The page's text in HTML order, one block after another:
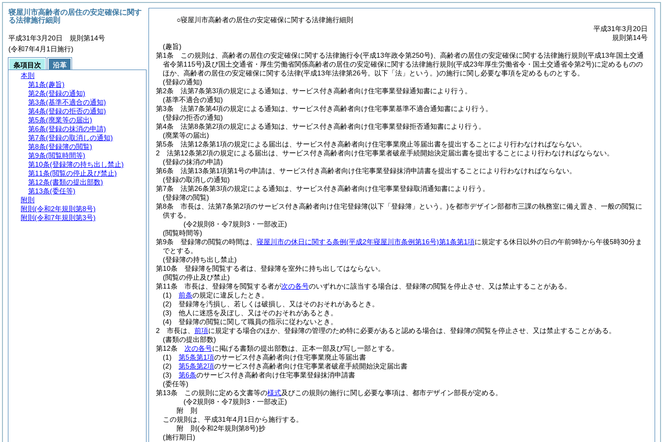
○寝屋川市高齢者の居住の安定確保に関する法律施行細則
平成31年3月20日
規則第14号
(趣旨)
第1条
この規則は、高齢者の居住の安定確保に関する法律施行令(平成13年政令第250号) 、高齢者の居住の安定確保に関する法律施行規則 (平成13年国土交通
省令第115号)及び国土交通省・厚生労働省関係高齢者の居住の安定確保に関する法律施行規則 (平成23年厚生労働省令・国土交通省令第2号)に定めるものの
ほか、高齢者の居住の安定確保に関する法律(平成13年法律第26号。以下「法」という。)の施行に関し必要な事項を定めるものとする。
(登録の通知)
第2条
法第7条第3項の規定による通知は、サービス付き高齢者向け住宅事業登録通知書により行う。
(基準不適合の通知)
第3条
法第7条第4項の規定による通知は、サービス付き高齢者向け住宅事業基準不適合通知書により行う。
(登録の拒否の通知)
第4条
法第8条第2項の規定による通知は、サービス付き高齢者向け住宅事業登録拒否通知書により行う。
(廃業等の届出)
第5条
法第12条第1項の規定による届出は、サービス付き高齢者向け住宅事業廃止等届出書を提出することにより行わなければならない。
2
法第12条第2項の規定による届出は、サービス付き高齢者向け住宅事業者破産手続開始決定届出書を提出することにより行わなければならない。
(登録の抹消の申請)
第6条
法第13条第1項第1号の申請は、サービス付き高齢者向け住宅事業登録抹消申請書を提出することにより行わなければならない。
(登録の取消しの通知)
第7条
法第26条第3項の規定による通知は、サービス付き高齢者向け住宅事業登録取消通知書により行う。
(登録簿の閲覧)
第8条
市長は、法第7条第2項のサービス付き高齢者向け住宅登録簿(以下「登録簿」という。)を都市デザイン部都市三課の執務室に備え置き、一般の閲覧に
供する。
(令2規則8・令7規則3・一部改正)
(閲覧時間等)
第9条
登録簿の閲覧の時間は、 寝屋川市の休日に関する条例(平成2年寝屋川市条例第16号)第1条第1項に規定する休日以外の日の午前9時から午後5時30分ま
でとする。
(登録簿の持ち出し禁止)
第10条
登録簿を閲覧する者は、登録簿を室外に持ち出してはならない。
(閲覧の停止及び禁止)
第11条
市長は、登録簿を閲覧する者が次の各号のいずれかに該当する場合は、登録簿の閲覧を停止させ、又は禁止することがある。
(1)
前条の規定に違反したとき。
(2)
登録簿を汚損し、若しくは破損し、又はそのおそれがあるとき。
(3)
他人に迷惑を及ぼし、又はそのおそれがあるとき。
(4)
登録簿の閲覧に関して職員の指示に従わないとき。
2
市長は、 前項に規定する場合のほか、登録簿の管理のため特に必要があると認める場合は、登録簿の閲覧を停止させ、又は禁止することがある。
(書類の提出部数)
第12条
次の各号に掲げる書類の提出部数は、正本一部及び写し一部とする。
(1)
第5条第1項のサービス付き高齢者向け住宅事業廃止等届出書
(2)
第5条第2項のサービス付き高齢者向け住宅事業者破産手続開始決定届出書
(3)
第6条のサービス付き高齢者向け住宅事業登録抹消申請書
(委任等)
第13条
この規則に定める文書等の様式及びこの規則の施行に関し必要な事項は、都市デザイン部長が定める。
(令2規則8・令7規則3・一部改正)
附 則
この規則は、平成31年4月1日から施行する。
附 則(令和2年規則第8号)抄
(施行期日)
寝屋川市高齢者の居住の安定確保に関す
る法律施行細則
平成31年3月20日 規則第14号
(令和7年4月1日施行)
条項目次
沿革
本則
第1条(趣旨)
第2条(登録の通知)
第3条(基準不適合の通知)
第4条(登録の拒否の通知)
第5条(廃業等の届出)
第6条(登録の抹消の申請)
第7条(登録の取消しの通知)
第8条(登録簿の閲覧)
第9条(閲覧時間等)
第10条(登録簿の持ち出し禁止)
第11条(閲覧の停止及び禁止)
第12条(書類の提出部数)
第13条(委任等)
附則
附則 (令和2年規則第8号)
附則 (令和7年規則第3号)